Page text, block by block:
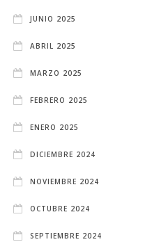
JUNIO 2025
ABRIL 2025
MARZO 2025
FEBRERO 2025
ENERO 2025
DICIEMBRE 2024
NOVIEMBRE 2024
OCTUBRE 2024
SEPTIEMBRE 2024